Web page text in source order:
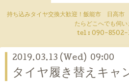
持ち込みタイヤ交換大歓迎！飯能市 日高市
たらどこへでも伺い
tel : 090-8502-
2019.03.13 (Wed) 09:00
タイヤ履き替えキャ